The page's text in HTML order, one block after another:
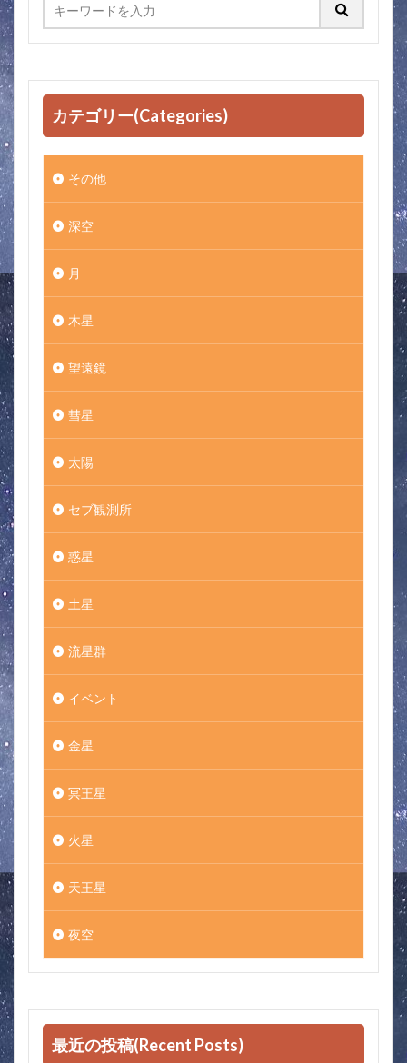
カテゴリー(Categories)
その他
深空
月
木星
望遠鏡
彗星
太陽
セブ観測所
惑星
土星
流星群
イベント
金星
冥王星
火星
天王星
夜空
最近の投稿(Recent Posts)